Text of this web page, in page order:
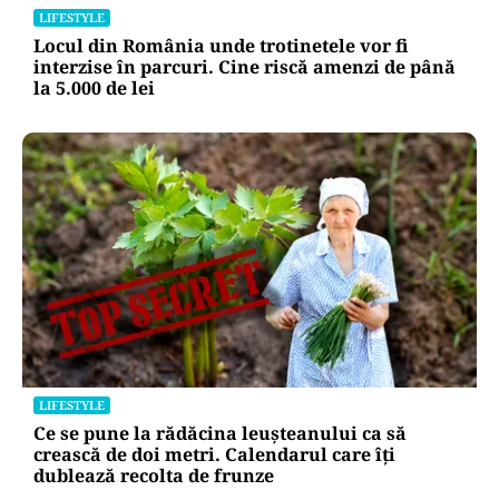
Unde trebuie pus muștarul în frigider după ce l-
ai deschis. Greșeala pe care mulți nu o știau
LIFESTYLE
Locul din România unde trotinetele vor fi
interzise în parcuri. Cine riscă amenzi de până
la 5.000 de lei